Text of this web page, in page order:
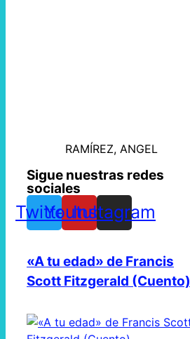
RAMÍREZ, ANGEL
Sigue nuestras redes
sociales
TwitterYoutube
Instagram
«A tu edad» de Francis
Scott Fitzgerald (Cuento)